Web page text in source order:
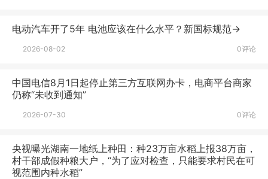
电动汽车开了5年 电池应该在什么水平？新国标规范→
0评论
2026-08-02
中国电信8月1日起停止第三方互联网办卡，电商平台商家
仍称“未收到通知”
0评论
2026-07-30
央视曝光湖南一地纸上种田：种23万亩水稻上报38万亩，
村干部成假种粮大户，“为了应对检查，只能要求村民在可
视范围内种水稻”